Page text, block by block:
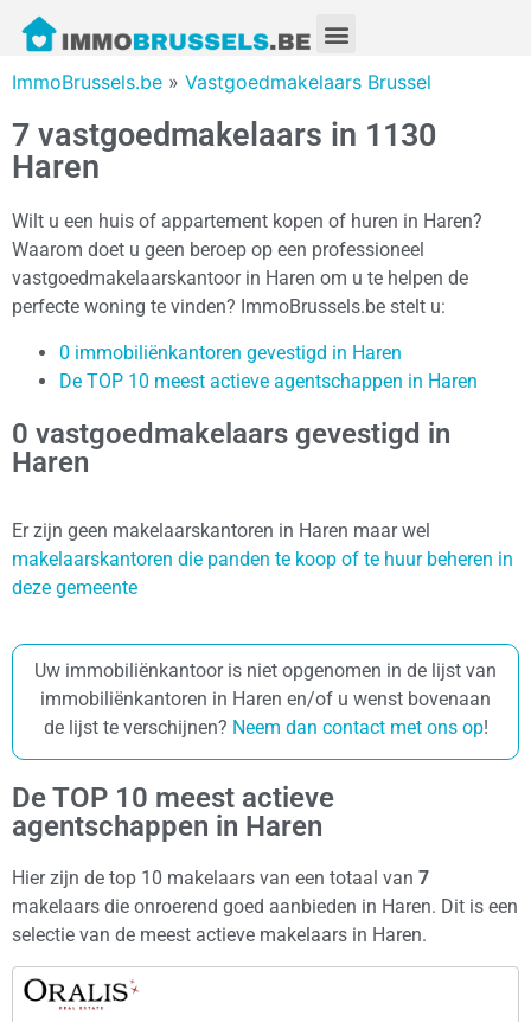
ImmoBrussels.be » Vastgoedmakelaars Brussel
7 vastgoedmakelaars in 1130
Haren
Wilt u een huis of appartement kopen of huren in Haren?
Waarom doet u geen beroep op een professioneel
vastgoedmakelaarskantoor in Haren om u te helpen de
perfecte woning te vinden? ImmoBrussels.be stelt u:
0 immobiliënkantoren gevestigd in Haren
De TOP 10 meest actieve agentschappen in Haren
0 vastgoedmakelaars gevestigd in
Haren
Er zijn geen makelaarskantoren in Haren maar wel
makelaarskantoren die panden te koop of te huur beheren in
deze gemeente
Uw immobiliënkantoor is niet opgenomen in de lijst van
immobiliënkantoren in Haren en/of u wenst bovenaan
de lijst te verschijnen? Neem dan contact met ons op!
De TOP 10 meest actieve
agentschappen in Haren
Hier zijn de top 10 makelaars van een totaal van 7
makelaars die onroerend goed aanbieden in Haren. Dit is een
selectie van de meest actieve makelaars in Haren.